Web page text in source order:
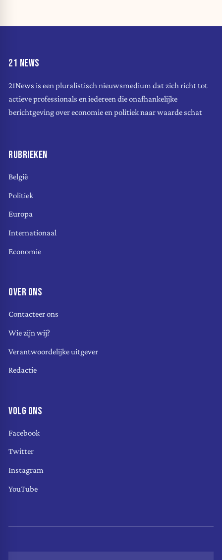
21 NEWS
21News is een pluralistisch nieuwsmedium dat zich richt tot
actieve professionals en iedereen die onafhankelijke
berichtgeving over economie en politiek naar waarde schat
RUBRIEKEN
België
Politiek
Europa
Internationaal
Economie
OVER ONS
Contacteer ons
Wie zijn wij?
Verantwoordelijke uitgever
Redactie
VOLG ONS
Facebook
Twitter
Instagram
YouTube